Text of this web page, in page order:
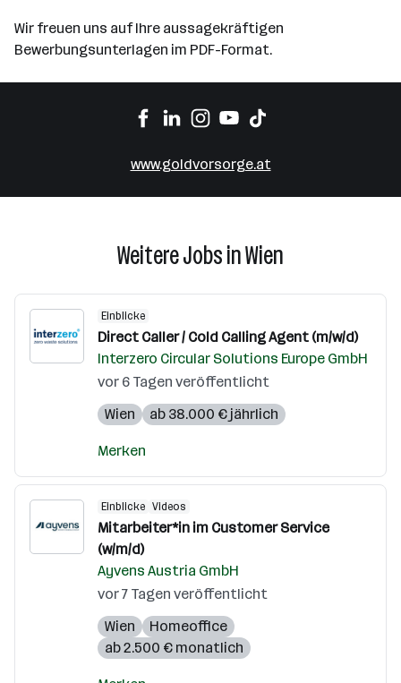
Wir freuen uns auf Ihre aussagekräftigen
Bewerbungsunterlagen im PDF-Format.
www.goldvorsorge.at
Weitere Jobs in Wien
Einblicke
Direct Caller / Cold Calling Agent (m/w/d)
Interzero Circular Solutions Europe GmbH
vor 6 Tagen veröffentlicht
Wien
ab 38.000 € jährlich
Merken
Einblicke Videos
Mitarbeiter*in im Customer Service
(w/m/d)
Ayvens Austria GmbH
vor 7 Tagen veröffentlicht
Wien
Homeoffice
ab 2.500 € monatlich